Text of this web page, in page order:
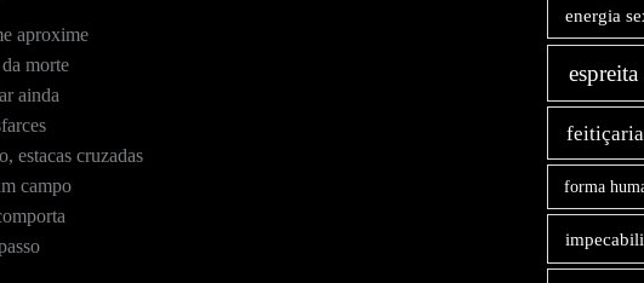
aproxime
morte
ainda
estacas cruzadas
campo
energia
espreita
feitiçaria
forma